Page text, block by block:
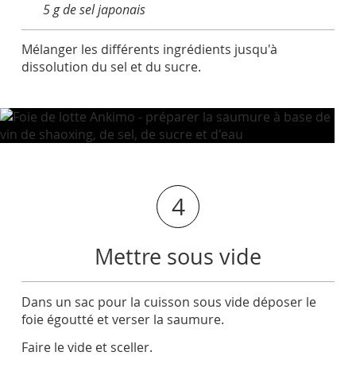
5 g de sel japonais
Mélanger les différents ingrédients jusqu'à
dissolution du sel et du sucre.
4
Mettre sous vide
Dans un sac pour la cuisson sous vide déposer le
foie égoutté et verser la saumure.
Faire le vide et sceller.